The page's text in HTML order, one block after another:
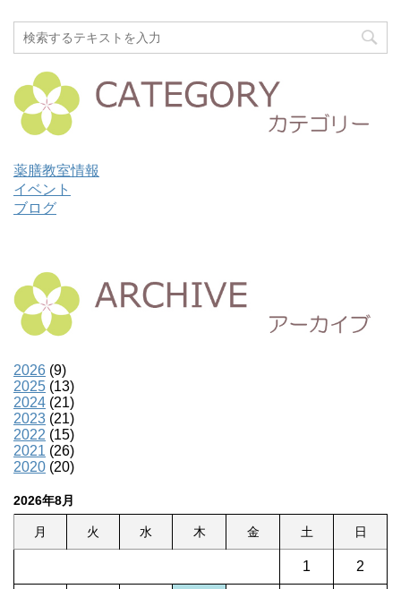
薬膳教室情報
イベント
ブログ
2026 (9)
2025 (13)
2024 (21)
2023 (21)
2022 (15)
2021 (26)
2020 (20)
2026年8月
月 火 水 木 金 土 日
1 2